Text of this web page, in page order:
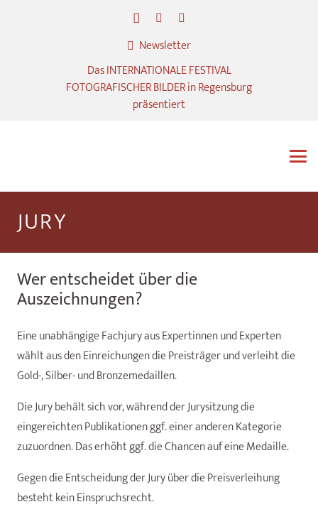
Newsletter
Das INTERNATIONALE FESTIVAL
FOTOGRAFISCHER BILDER in Regensburg
präsentiert
JURY
Wer entscheidet über die
Auszeichnungen?
Eine unabhängige Fachjury aus Expertinnen und Experten
wählt aus den Einreichungen die Preisträger und verleiht die
Gold-, Silber- und Bronzemedaillen.
Die Jury behält sich vor, während der Jurysitzung die
eingereichten Publikationen ggf. einer anderen Kategorie
zuzuordnen. Das erhöht ggf. die Chancen auf eine Medaille.
Gegen die Entscheidung der Jury über die Preisverleihung
besteht kein Einspruchsrecht.